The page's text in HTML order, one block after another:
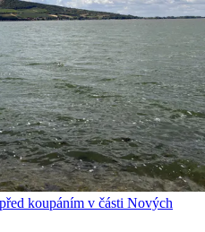
koupáním v části Nových